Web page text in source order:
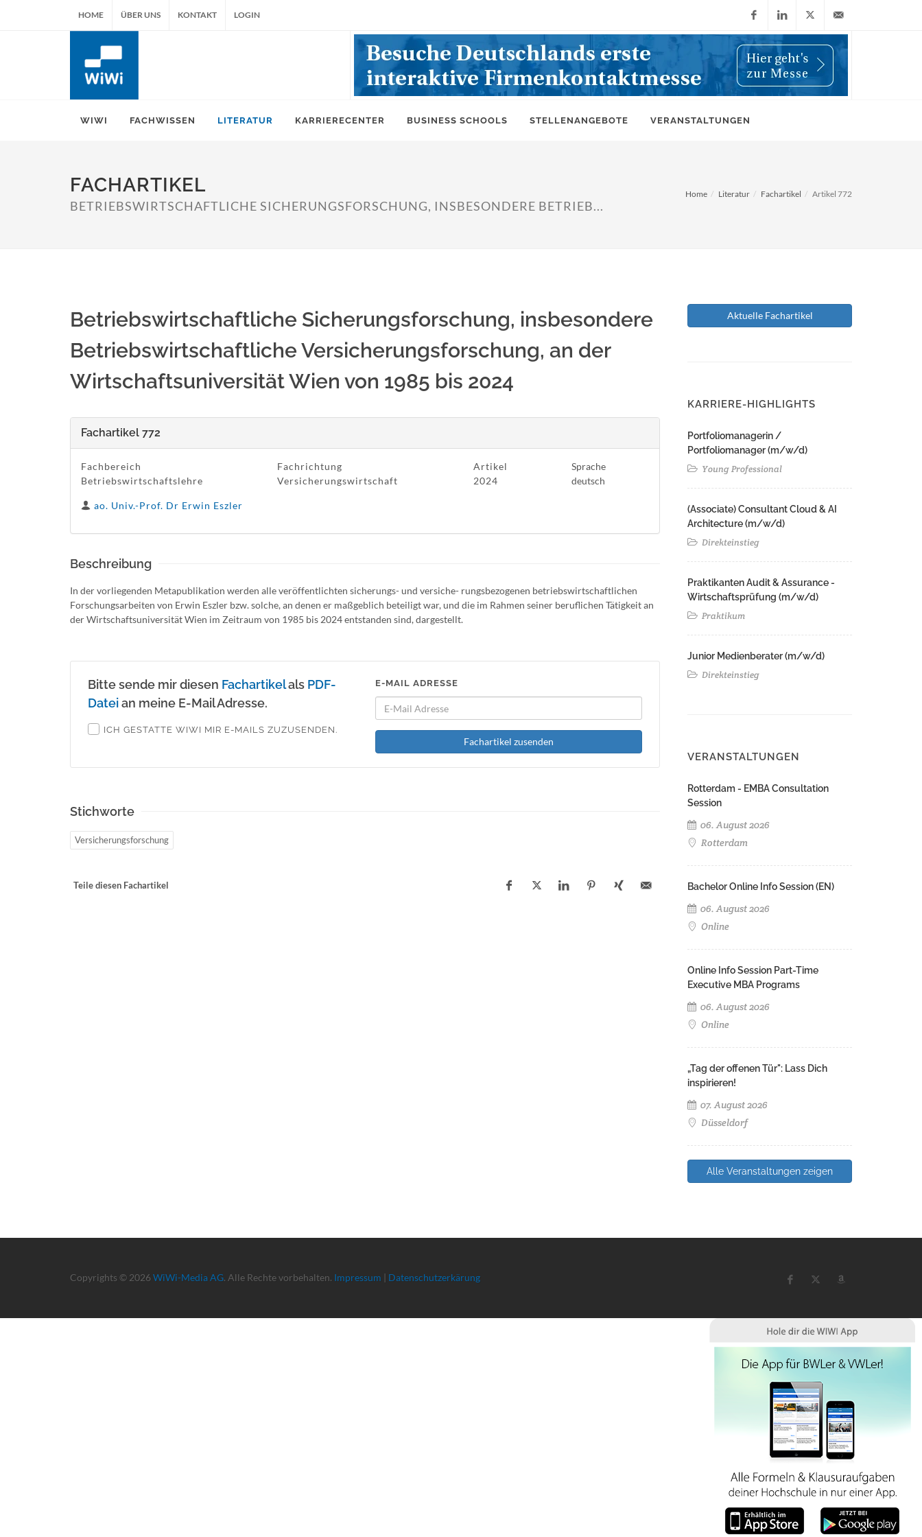
HOME ÜBER UNS KONTAKT LOGIN
FacebookLinkedIn
X
(Twitter)
info@wiwi-
WIWI FACHWISSEN LITERATUR KARRIERECENTER BUSINESS SCHOOLS STELLENANGEBOTE VERANSTALTUNGEN
FACHARTIKEL
BETRIEBSWIRTSCHAFTLICHE SICHERUNGSFORSCHUNG, INSBESONDERE BETRIEB...
Home Literatur Fachartikel Artikel 772
Betriebswirtschaftliche Sicherungsforschung, insbesondere
Betriebswirtschaftliche Versicherungsforschung, an der
Wirtschaftsuniversität Wien von 1985 bis 2024
Fachartikel 772
Fachbereich
Betriebswirtschaftslehre
Fachrichtung
Versicherungswirtschaft
Artikel
2024
Sprache
deutsch
ao. Univ.-Prof. Dr Erwin Eszler
Beschreibung
In der vorliegenden Metapublikation werden alle veröffentlichten sicherungs- und versiche- rungsbezogenen betriebswirtschaftlichen
Forschungsarbeiten von Erwin Eszler bzw. solche, an denen er maßgeblich beteiligt war, und die im Rahmen seiner beruflichen Tätigkeit an
der Wirtschaftsuniversität Wien im Zeitraum von 1985 bis 2024 entstanden sind, dargestellt.
Bitte sende mir diesen Fachartikelals PDF-
Dateian meine E-Mail Adresse.
ICH GESTATTE WIWI MIR E-MAILS ZUZUSENDEN.
E-MAIL ADRESSE
Fachartikel zusenden
Stichworte
Versicherungsforschung
Teile diesen Fachartikel
Aktuelle Fachartikel
KARRIERE-HIGHLIGHTS
Portfoliomanagerin /
Portfoliomanager (m/w/d)
Young Professional
(Associate) Consultant Cloud & AI
Architecture (m/w/d)​ ​
Direkteinstieg
Praktikanten Audit & Assurance -
Wirtschaftsprüfung (m/w/d)
Praktikum
Junior Medienberater (m/w/d)
Direkteinstieg
VERANSTALTUNGEN
Rotterdam - EMBA Consultation
Session
06. August 2026
Rotterdam
Bachelor Online Info Session (EN)
06. August 2026
Online
Online Info Session Part-Time
Executive MBA Programs
06. August 2026
Online
„Tag der offenen Tür": Lass Dich
inspirieren!
07. August 2026
Düsseldorf
Alle Veranstaltungen zeigen
Copyrights © 2026 WiWi-Media AG. Alle Rechte vorbehalten. Impressum | Datenschutzerkärung